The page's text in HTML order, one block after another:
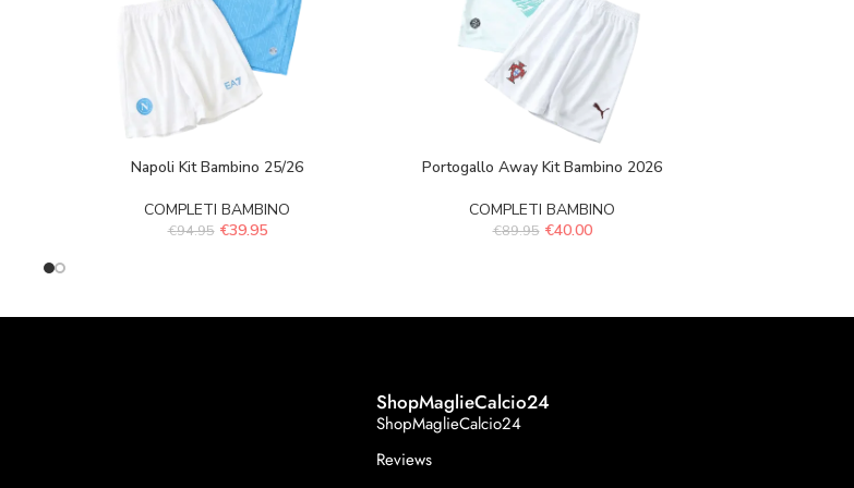
Napoli Kit Bambino 25/26
COMPLETI BAMBINO
€94.95 €39.95
Portogallo Away Kit Bambino 2026
COMPLETI BAMBINO
€89.95 €40.00
ShopMaglieCalcio24
ShopMaglieCalcio24
Reviews